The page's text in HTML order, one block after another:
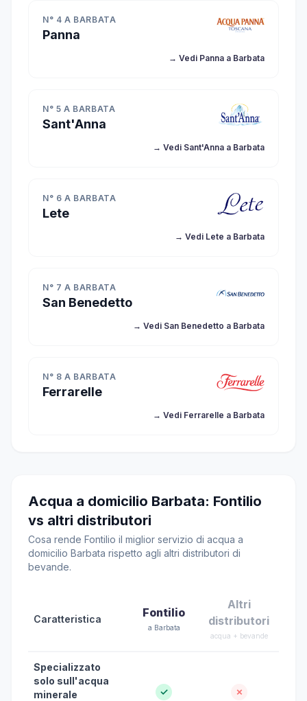
N° 4 A BARBATA
Panna
→ Vedi Panna a Barbata
N° 5 A BARBATA
Sant'Anna
→ Vedi Sant'Anna a Barbata
N° 6 A BARBATA
Lete
→ Vedi Lete a Barbata
N° 7 A BARBATA
San Benedetto
→ Vedi San Benedetto a Barbata
N° 8 A BARBATA
Ferrarelle
→ Vedi Ferrarelle a Barbata
Acqua a domicilio Barbata: Fontilio
vs altri distributori
Cosa rende Fontilio il miglior servizio di acqua a
domicilio Barbata rispetto agli altri distributori di
bevande.
Caratteristica Fontilio
a Barbata
Altri
distributori
acqua + bevande
Specializzato
solo sull'acqua
minerale
✓ ✗